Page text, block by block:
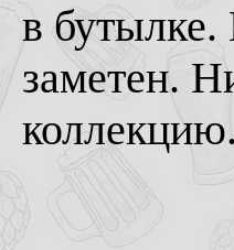
в
заметен.